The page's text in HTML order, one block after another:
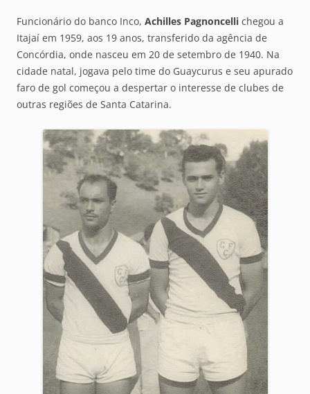
Funcionário do banco Inco, Achilles Pagnoncelli chegou a
Itajaí em 1959, aos 19 anos, transferido da agência de
Concórdia, onde nasceu em 20 de setembro de 1940. Na
cidade natal, jogava pelo time do Guaycurus e seu apurado
faro de gol começou a despertar o interesse de clubes de
outras regiões de Santa Catarina.